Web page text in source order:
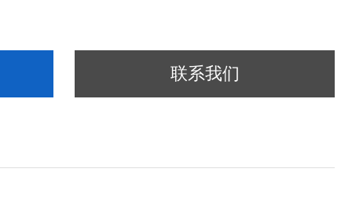
联系我们